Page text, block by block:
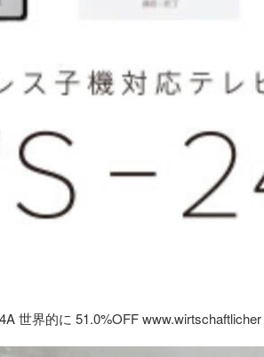
世界的に 51.0%OFF www.wirtschaftlicher